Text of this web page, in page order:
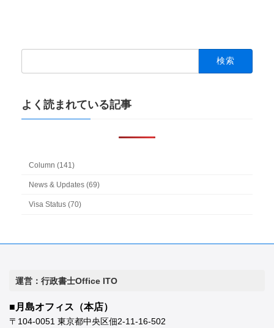
検
よく読まれている記事
Column (141)
News & Updates (69)
Visa Status (70)
運営：行政書士Office ITO
■月島オフィス（本店）
〒104-0051 東京都中央区佃2-11-16-502